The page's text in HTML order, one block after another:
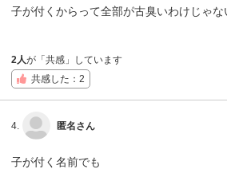
子が付くからって全部が古臭いわけじゃな
2人が「共感」しています
共感した：2
4. 匿名さん
子が付く名前でも